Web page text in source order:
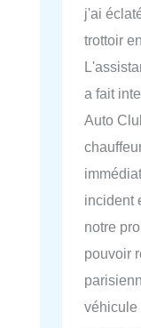
j'ai
trottoir
a fait
Auto
incident
notre
pouvoir
véhicule